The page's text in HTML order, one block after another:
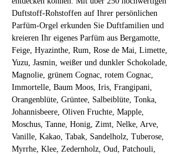
Duftstoff-Rohstoffen auf Ihrer persönlichen
Parfüm-Orgel erkunden Sie Duftfamilien und
kreieren Ihr eigenes Parfüm aus Bergamotte,
Feige, Hyazinthe, Rum, Rose de Mai, Limette,
Yuzu, Jasmin, weißer und dunkler Schokolade,
Magnolie, grünem Cognac, rotem Cognac,
Immortelle, Baum Moos, Iris, Frangipani,
Orangenblüte, Grüntee, Salbeiblüte, Tonka,
Johannisbeere, Oliven Fruchte, Mapple,
Moschus, Tanne, Honig, Zimt, Nelke, Arve,
Vanille, Kakao, Tabak, Sandelholz, Tuberose,
Myrrhe, Klee, Zedernholz, Oud, Patchouli,